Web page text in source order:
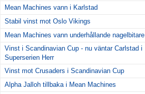
Mean Machines vann i Karlstad
Stabil vinst mot Oslo Vikings
Mean Machines vann underhållande nagelbitare
Vinst i Scandinavian Cup - nu väntar Carlstad i
Superserien Herr
Vinst mot Crusaders i Scandinavian Cup
Alpha Jalloh tillbaka i Mean Machines